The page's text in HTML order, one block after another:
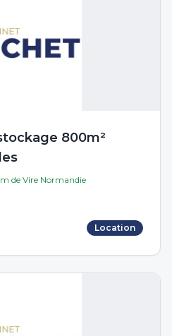
800m²
de Vire Normandie
Location